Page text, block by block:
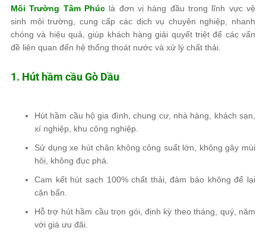
Môi Trường Tâm Phúc là đơn vị hàng đầu trong lĩnh vực vệ
sinh môi trường, cung cấp các dịch vụ chuyên nghiệp, nhanh
chóng và hiệu quả, giúp khách hàng giải quyết triệt để các vấn
đề liên quan đến hệ thống thoát nước và xử lý chất thải.
1. Hút hầm cầu Gò Dầu
Hút hầm cầu hộ gia đình, chung cư, nhà hàng, khách sạn,
xí nghiệp, khu công nghiệp.
Sử dụngxe hút chân không công suất lớn , không gây mùi
hôi, không đục phá.
Cam kết hút sạch 100%chất thải, đảm bảo không để lại
cặn bẩn.
Hỗ trợ hút hầm cầu trọn gói, định kỳ theo tháng, quý, năm
với giá ưu đãi.